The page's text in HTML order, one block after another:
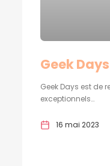
Geek
Geek Days est de
exceptionnels…
16 mai 2023